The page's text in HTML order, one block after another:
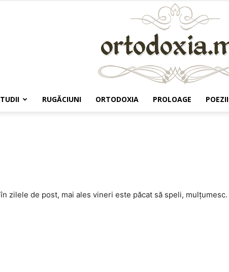
RUGĂCIUNI ORTODOXIA PROLOAGE POEZII
zilele de post, mai ales vineri este păcat să speli, mulţumesc.